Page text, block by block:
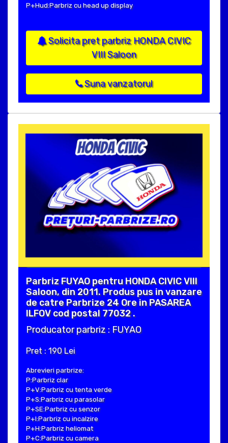
P+Hud:Parbriz cu head up display
Solicita pret parbriz HONDA CIVIC
VIII Saloon
Suna vanzatorul
Parbriz FUYAO pentru HONDA CIVIC VIII
Saloon, din 2011. Produs pus in vanzare
de catre Parbrize 24 Ore in PASAREA
ILFOV cod postal 77032 .
Producator parbriz : FUYAO
Pret : 190 Lei
Abrevieri parbrize:
P:Parbriz clar
P+V:Parbriz cu tenta verde
P+S:Parbriz cu parasolar
P+SE:Parbriz cu senzor
P+I:Parbriz cu incalzire
P+H:Parbriz heliomat
P+C:Parbriz cu camera